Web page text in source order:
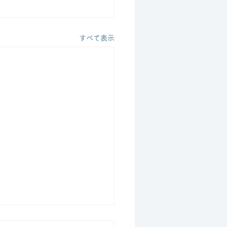
すべて表示